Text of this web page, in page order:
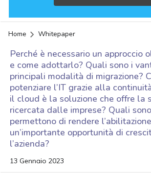
Home Whitepaper
Perché è necessario un approccio
e come adottarlo? Quali sono i
principali modalità di migrazione?
potenziare l’IT grazie alla
il cloud è la soluzione che offre la
ricercata dalle imprese? Quali
permettono di rendere
un’importante opportunità di
l’azienda?
13 Gennaio 2023